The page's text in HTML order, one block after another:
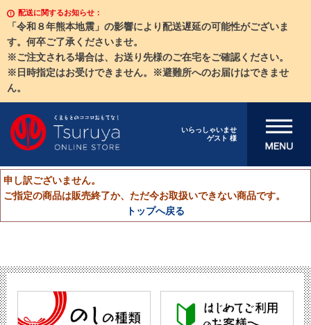
配送に関するお知らせ：
「令和８年熊本地震」の影響により配送遅延の可能性がございま
す。何卒ご了承くださいませ。
※ご注文される場合は、お送り先様のご在宅をご確認ください。
※日時指定はお受けできません。※避難所へのお届けはできませ
ん。
いらっしゃいませ
ゲスト 様
メニューを開
申し訳ございません。
ご指定の商品は販売終了か、ただ今お取扱いできない商品です。
トップへ戻る